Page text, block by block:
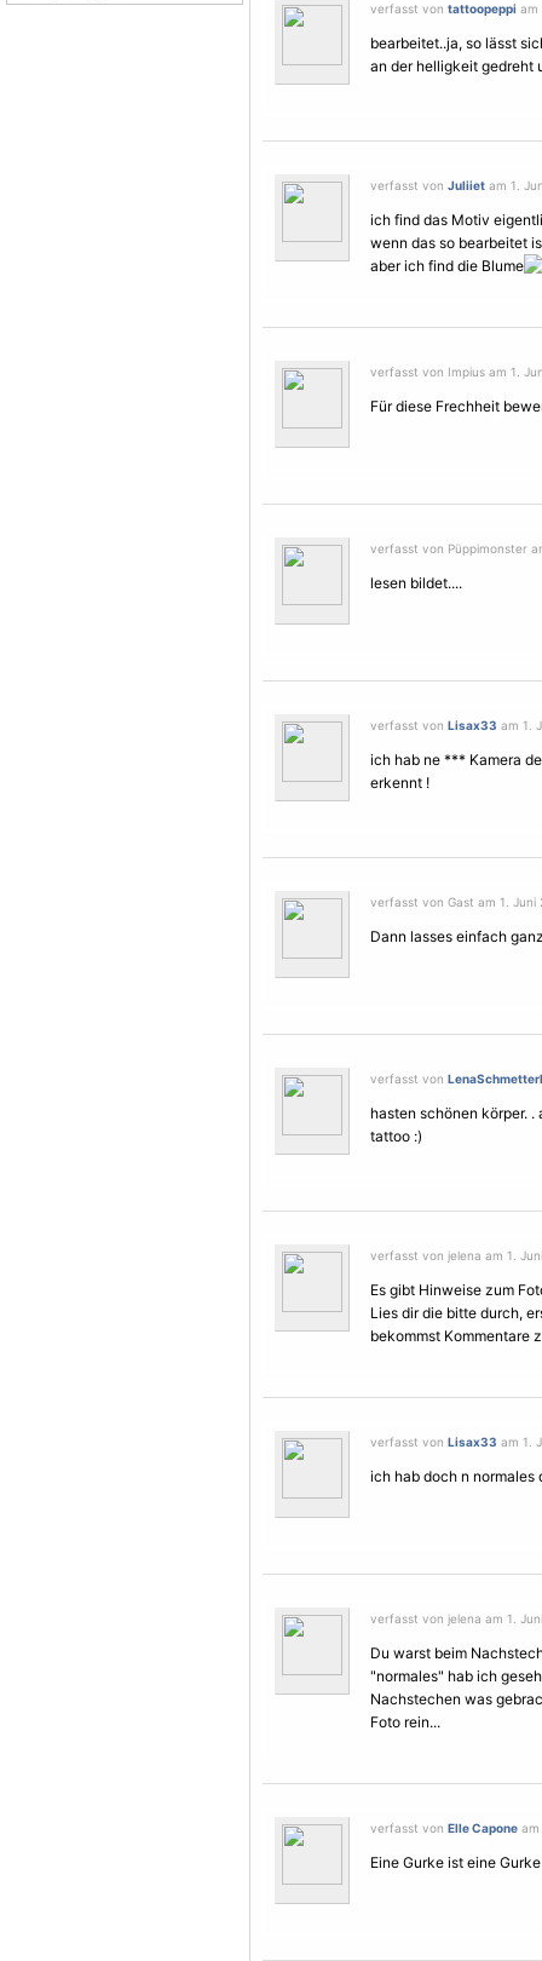
verfasst von tattoopeppi am
bearbeitet..ja, so lässt
an der helligkeit gedreht
verfasst von Juliiet am 1.
ich find das Motiv
wenn das so bearbeitet
aber ich find die Blume
verfasst von Impius am 1.
Für diese Frechheit
verfasst von Püppimonster
lesen bildet....
verfasst von Lisax33 am 1.
ich hab ne *** Kamera
erkennt !
verfasst von Gast am 1. Juni
Dann lasses einfach
verfasst von
hasten schönen körper.
tattoo :)
verfasst von jelena am 1.
Es gibt Hinweise zum
Lies dir die bitte durch,
bekommst Kommentare
verfasst von Lisax33 am 1.
ich hab doch n normales
verfasst von jelena am 1.
Du warst beim
"normales" hab ich
Nachstechen was
Foto rein...
verfasst von Elle Capone am
Eine Gurke ist eine